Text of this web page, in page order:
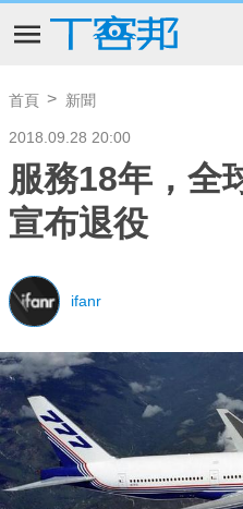
首頁 新聞
2018.09.28 20:00
服務18年，全
宣布退役
ifanr